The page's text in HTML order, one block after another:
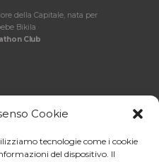
Cookie
tecnologie come i cookie
del dispositivo. Il
della Capitale, nata per
Bikila
Club
Iscrizioni
Foto